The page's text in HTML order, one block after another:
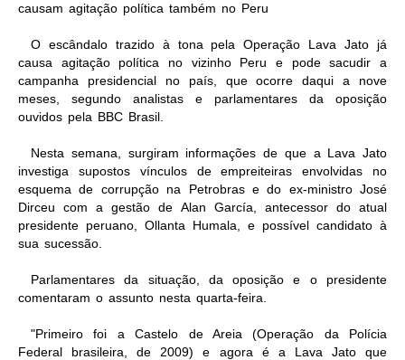
causam agitação política também no Peru
O escândalo trazido à tona pela Operação Lava Jato já
causa agitação política no vizinho Peru e pode sacudir a
campanha presidencial no país, que ocorre daqui a nove
meses, segundo analistas e parlamentares da oposição
ouvidos pela BBC Brasil.
Nesta semana, surgiram informações de que a Lava Jato
investiga supostos vínculos de empreiteiras envolvidas no
esquema de corrupção na Petrobras e do ex-ministro José
Dirceu com a gestão de Alan García, antecessor do atual
presidente peruano, Ollanta Humala, e possível candidato à
sua sucessão.
Parlamentares da situação, da oposição e o presidente
comentaram o assunto nesta quarta-feira.
"Primeiro foi a Castelo de Areia (Operação da Polícia
Federal brasileira, de 2009) e agora é a Lava Jato que